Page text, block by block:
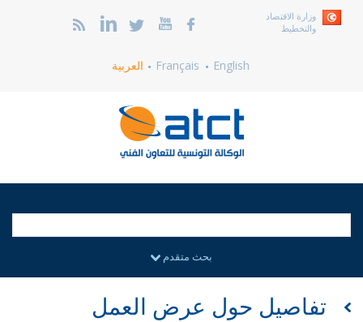
وزارة الاقتصاد
والتخطيط
English
Français العربية
بحث متقدم
تفاصيل حول عرض العمل